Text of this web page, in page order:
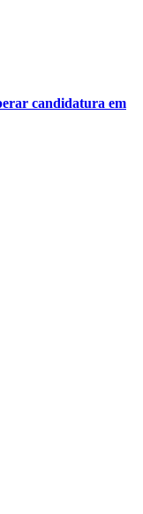
candidatura em